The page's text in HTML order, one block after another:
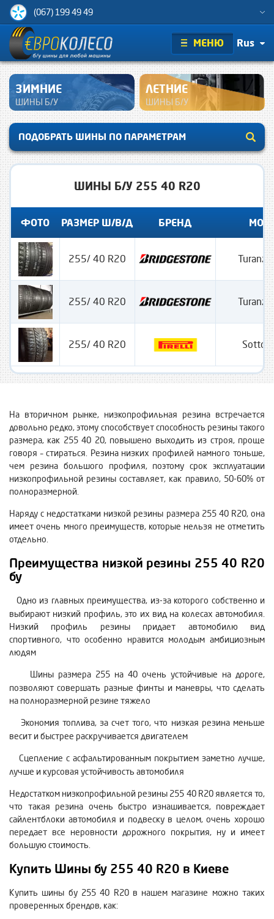
(067) 199 49 49
МЕНЮ Rus
ЗИМНИЕ
ШИНЫ Б/У
ЛЕТНИЕ
ШИНЫ Б/У
ПОДОБРАТЬ ШИНЫ ПО ПАРАМЕТРАМ
ШИНЫ Б/У 255 40 R20
ФОТО РАЗМЕР Ш/В/Д БРЕНД
255/ 40 R20
255/ 40 R20
255/ 40 R20 Sotto
На вторичном рынке, низкопрофильная резина встречается
довольно редко, этому способствует способность резины такого
размера, как 255 40 20, повышено выходить из строя, проще
говоря – стираться. Резина низких профилей намного тоньше,
чем резина большого профиля, поэтому срок эксплуатации
низкопрофильной резины составляет, как правило, 50-60% от
полноразмерной.
Наряду с недостатками низкой резины размера 255 40 R20, она
имеет очень много преимуществ, которые нельзя не отметить
отдельно.
Преимущества низкой резины 255 40 R20
бу
Одно из главных преимущества, из-за которого собственно и
выбирают низкий профиль, это их вид на колесах автомобиля.
Низкий профиль резины придает автомобилю вид
спортивного, что особенно нравится молодым амбициозным
людям
Шины размера 255 на 40 очень устойчивые на дороге,
позволяют совершать разные финты и маневры, что сделать
на полноразмерной резине тяжело
Экономия топлива, за счет того, что низкая резина меньше
весит и быстрее раскручивается двигателем
Сцепление с асфальтированным покрытием заметно лучше,
лучше и курсовая устойчивость автомобиля
Недостатком низкопрофильной резины 255 40 R20 является то,
что такая резина очень быстро изнашивается, повреждает
сайлентблоки автомобиля и подвеску в целом, очень хорошо
передает все неровности дорожного покрытия, ну и имеет
большую стоимость.
Купить Шины бу 255 40 R20 в Киеве
Купить шины бу 255 40 R20 в нашем магазине можно таких
проверенных брендов, как: